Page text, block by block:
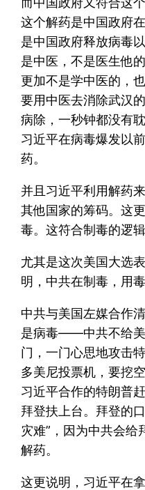
这个解药是中国政府
是中国政府释放病毒
是中医，不是医生他
更加不是学中医的，
要用中医去消除武汉
病除，一秒钟都没有
习近平在病毒爆发以
药。
并且习近平利用解药
其他国家的筹码。这
毒。这符合制毒的逻
尤其是这次美国大选
明，中共在制毒，用
中共与美国左媒合作
是病毒——中共不给
门，一门心思地攻击
多美尼投票机，要挖
习近平合作的特朗普
拜登扶上台。拜登的
灾难”，因为中共会给
解药。
这更说明，习近平在